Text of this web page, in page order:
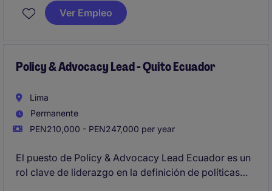
fidelización de clientes clave en sectores de mineria,
energía e infraestructura. Este rol requiere
Ver Empleo
Policy & Advocacy Lead - Quito Ecuador
Lima
Permanente
PEN210,000 - PEN247,000 per year
El puesto de Policy & Advocacy Lead Ecuador es un
rol clave de liderazgo en la definición de políticas